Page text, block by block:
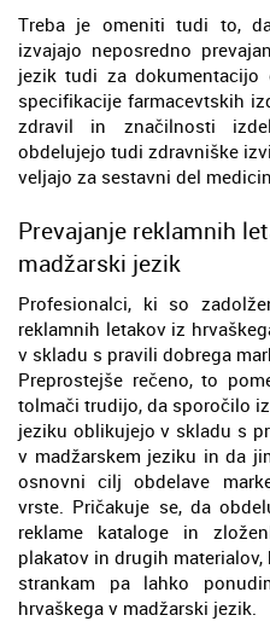
Treba je omeniti tudi to,
izvajajo neposredno
jezik tudi za
specifikacije farmacevtskih
zdravil in značilnosti
obdelujejo tudi zdravniške
veljajo za sestavni del
Prevajanje reklamnih
madžarski jezik
Profesionalci, ki so
reklamnih letakov iz
v skladu s pravili dobrega
Preprostejše rečeno, to
tolmači trudijo, da sporočilo
jeziku oblikujejo v skladu s
v madžarskem jeziku in da
osnovni cilj obdelave
vrste. Pričakuje se, da
reklame kataloge in
plakatov in drugih
strankam pa lahko
hrvaškega v madžarski jezik.